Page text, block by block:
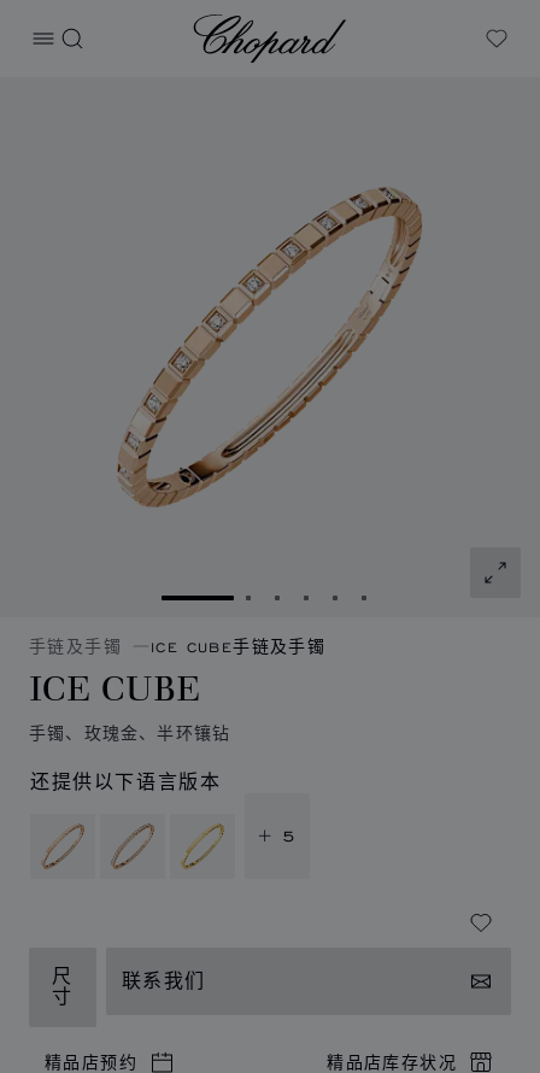
打开菜单
搜索
Chopard
My
转到幻灯片 1转到幻灯片 2
转到幻灯片 3
转到幻灯片 4
转到幻灯片 5
转到幻灯片 6
手链及手镯 ICE CUBE手链及手镯
ICE CUBE
手镯、玫瑰金、半环镶钻
还提供以下语言版本
+ 5
尺
寸
联系我们
精品店预约 精品店库存状况